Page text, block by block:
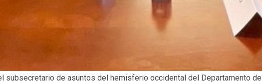
subsecretario de asuntos del hemisferio occidental del Departamento